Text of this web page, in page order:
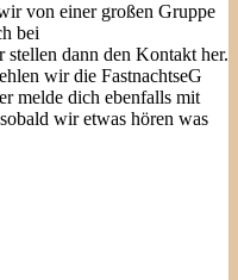
von einer großen Gruppe
bei
stellen dann den Kontakt her.
wir die FastnachtseG
melde dich ebenfalls mit
wir etwas hören was